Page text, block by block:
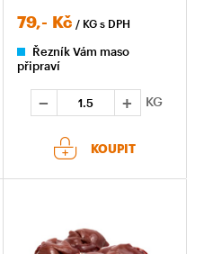
79,- Kč / KG s DPH
Řezník Vám maso
připraví
KG
KOUPIT